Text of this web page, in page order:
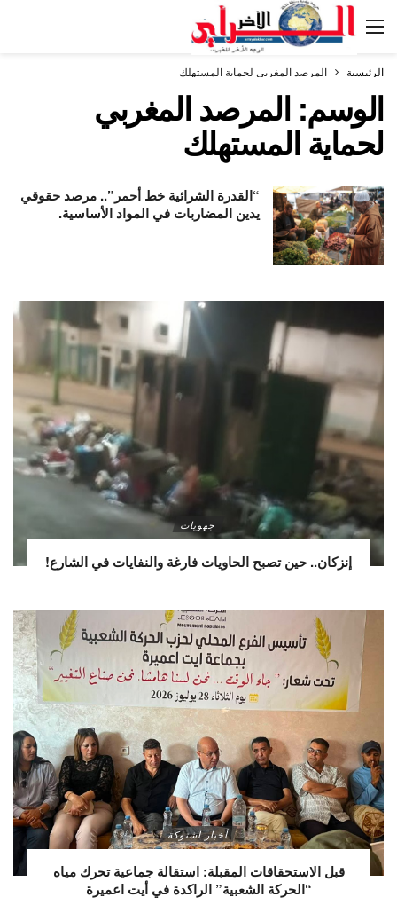
الرئيسية المرصد المغربي لحماية المستهلك
الوسم:المرصد المغربي
لحماية المستهلك
“القدرة الشرائية خط أحمر”.. مرصد حقوقي
يدين المضاربات في المواد الأساسية.
جهويات
إنزكان.. حين تصبح الحاويات فارغة والنفايات في الشارع!
أخبار اشتوكة
قبل الاستحقاقات المقبلة: استقالة جماعية تحرك مياه
“الحركة الشعبية” الراكدة في أيت اعميرة